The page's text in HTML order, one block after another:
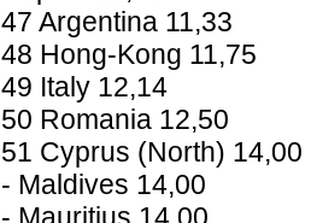
47 Argentina 11,33
48 Hong-Kong 11,75
49 Italy 12,14
50 Romania 12,50
51 Cyprus (North) 14,00
- Maldives 14,00